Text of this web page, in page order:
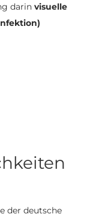
darin visuelle
der deutsche